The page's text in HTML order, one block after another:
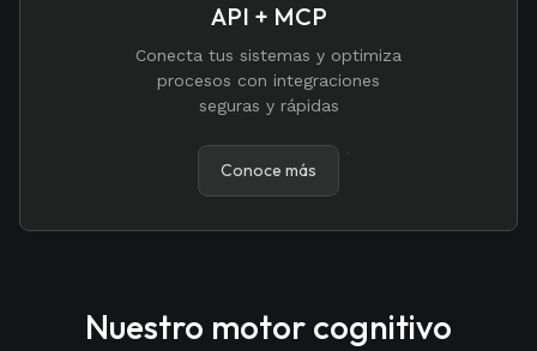
API + MCP
Conecta tus sistemas y optimiza
procesos con integraciones
seguras y rápidas
Conoce más
Nuestro motor cognitivo